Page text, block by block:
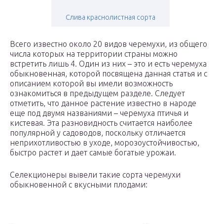
Слива краснолистная сорта
Всего известно около 20 видов черемухи, из общего
числа которых на территории страны можно
встретить лишь 4. Один из них – это и есть черемуха
обыкновенная, которой посвящена данная статья и с
описанием которой вы имели возможность
ознакомиться в предыдущем разделе. Следует
отметить, что данное растение известно в народе
еще под двумя названиями – черемуха птичья и
кистевая. Эта разновидность считается наиболее
популярной у садоводов, поскольку отличается
неприхотливостью в уходе, морозоустойчивостью,
быстро растет и дает самые богатые урожаи.
Селекционеры вывели такие сорта черемухи
обыкновенной с вкусными плодами: